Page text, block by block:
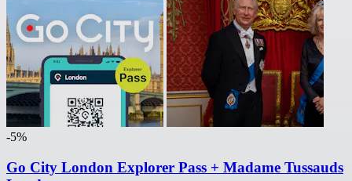
-5%
Go City London Explorer Pass + Madame Tussauds